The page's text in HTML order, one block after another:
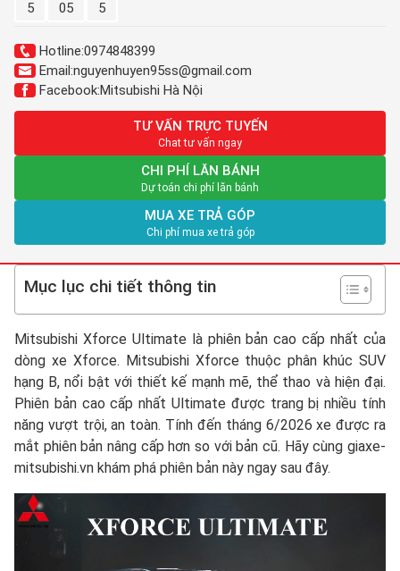
5
05 5
Hotline:0974848399
Email:nguyenhuyen95ss@gmail.com
Facebook:Mitsubishi Hà Nội
TƯ VẤN TRỰC TUYẾN
Chat tư vấn ngay
CHI PHÍ LĂN BÁNH
Dự toán chi phí lăn bánh
MUA XE TRẢ GÓP
Chi phí mua xe trả góp
Mục lục chi tiết thông tin
Mitsubishi Xforce Ultimate là phiên bản cao cấp nhất của
dòng xe Xforce. Mitsubishi Xforce thuộc phân khúc SUV
hạng B, nổi bật với thiết kế mạnh mẽ, thể thao và hiện đại.
Phiên bản cao cấp nhất Ultimate được trang bị nhiều tính
năng vượt trội, an toàn. Tính đến tháng 6/2026 xe được ra
mắt phiên bản nâng cấp hơn so với bản cũ. Hãy cùng giaxe-
mitsubishi.vn khám phá phiên bản này ngay sau đây.